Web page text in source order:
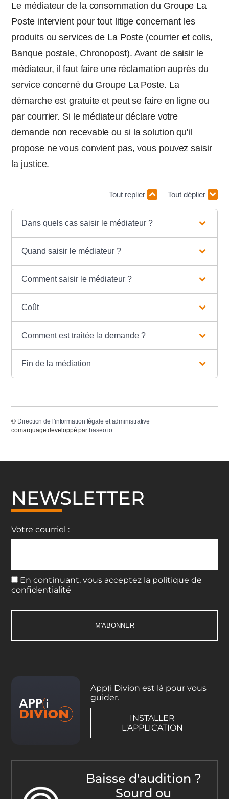
Le médiateur de la consommation du Groupe La
Poste intervient pour tout litige concernant les
produits ou services de La Poste (courrier et colis,
Banque postale, Chronopost). Avant de saisir le
médiateur, il faut faire une réclamation auprès du
service concerné du Groupe La Poste. La
démarche est gratuite et peut se faire en ligne ou
par courrier. Si le médiateur déclare votre
demande non recevable ou si la solution qu'il
propose ne vous convient pas, vous pouvez saisir
la justice.
Tout replier Tout déplier
Dans quels cas saisir le médiateur ?
Quand saisir le médiateur ?
Comment saisir le médiateur ?
Coût
Comment est traitée la demande ?
Fin de la médiation
© Direction de l'information légale et administrative
comarquage developpé par baseo.io
NEWSLETTER
Votre courriel :
En continuant, vous acceptez la politique de
confidentialité
App(i Divion est là pour vous
guider.
INSTALLER
L'APPLICATION
Baisse d'audition ?
Sourd ou